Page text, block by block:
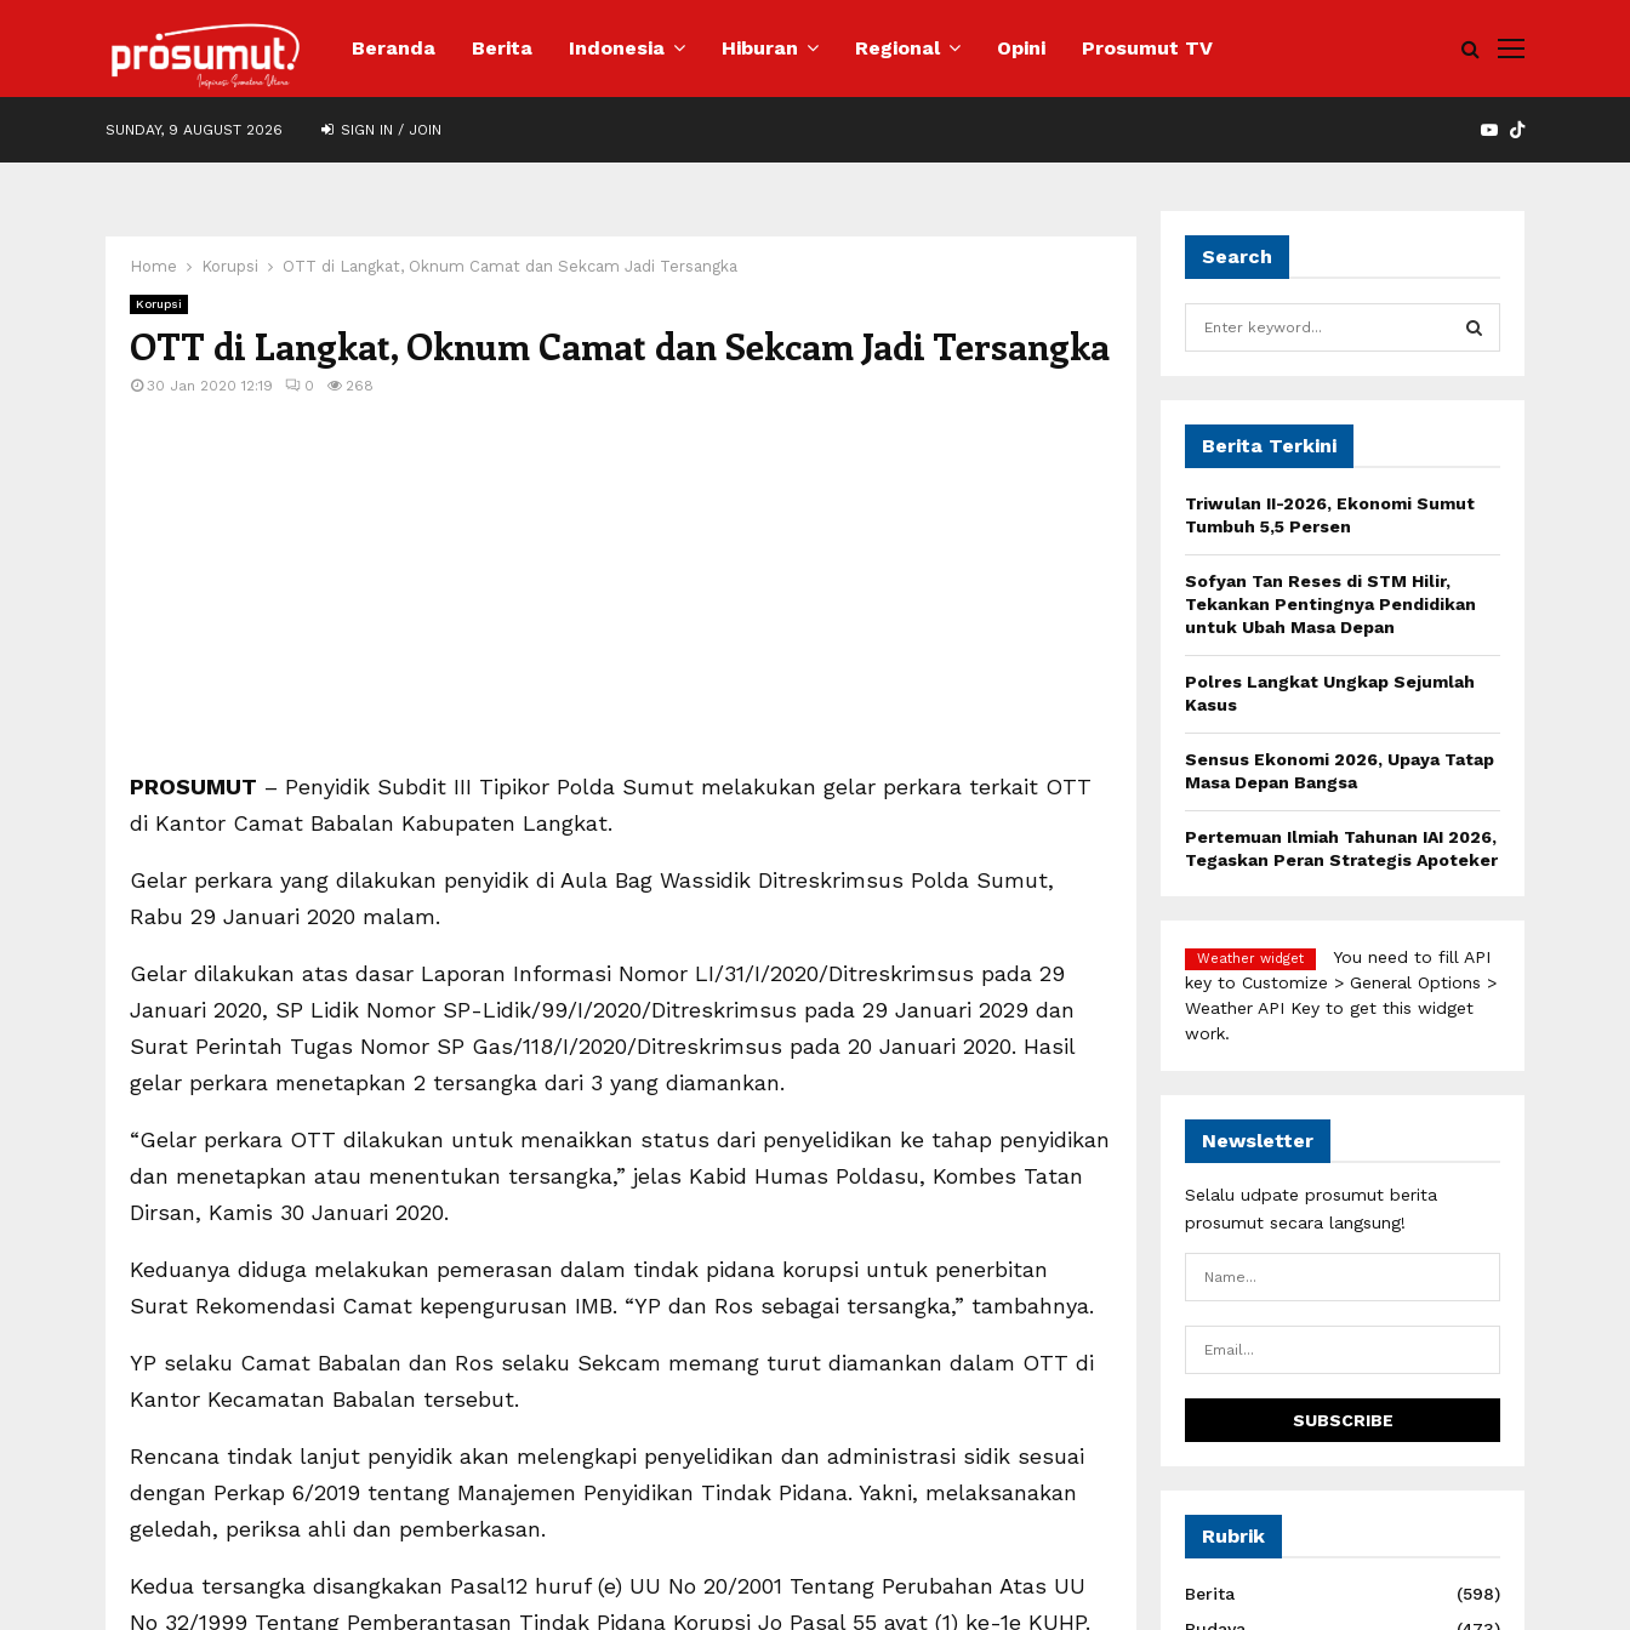
Beranda Berita Indonesia Hiburan Regional Opini Prosumut TV
SUNDAY, 9 AUGUST 2026 SIGN IN / JOIN YOUTUBE
Home Korupsi OTT di Langkat, Oknum Camat dan Sekcam Jadi Tersangka
Korupsi
OTT di Langkat, Oknum Camat dan Sekcam Jadi Tersangka
30 Jan 2020 12:19 0 268
PROSUMUT – Penyidik Subdit III Tipikor Polda Sumut melakukan gelar perkara terkait OTT
di Kantor Camat Babalan Kabupaten Langkat.
Gelar perkara yang dilakukan penyidik di Aula Bag Wassidik Ditreskrimsus Polda Sumut,
Rabu 29 Januari 2020 malam.
Gelar dilakukan atas dasar Laporan Informasi Nomor LI/31/I/2020/Ditreskrimsus pada 29
Januari 2020, SP Lidik Nomor SP-Lidik/99/I/2020/Ditreskrimsus pada 29 Januari 2029 dan
Surat Perintah Tugas Nomor SP Gas/118/I/2020/Ditreskrimsus pada 20 Januari 2020. Hasil
gelar perkara menetapkan 2 tersangka dari 3 yang diamankan.
“Gelar perkara OTT dilakukan untuk menaikkan status dari penyelidikan ke tahap penyidikan
dan menetapkan atau menentukan tersangka,” jelas Kabid Humas Poldasu, Kombes Tatan
Dirsan, Kamis 30 Januari 2020.
Keduanya diduga melakukan pemerasan dalam tindak pidana korupsi untuk penerbitan
Surat Rekomendasi Camat kepengurusan IMB. “YP dan Ros sebagai tersangka,” tambahnya.
YP selaku Camat Babalan dan Ros selaku Sekcam memang turut diamankan dalam OTT di
Kantor Kecamatan Babalan tersebut.
Rencana tindak lanjut penyidik akan melengkapi penyelidikan dan administrasi sidik sesuai
dengan Perkap 6/2019 tentang Manajemen Penyidikan Tindak Pidana. Yakni, melaksanakan
geledah, periksa ahli dan pemberkasan.
Kedua tersangka disangkakan Pasal12 huruf (e) UU No 20/2001 Tentang Perubahan Atas UU
No 32/1999 Tentang Pemberantasan Tindak Pidana Korupsi Jo Pasal 55 ayat (1) ke-1e KUHP.
Search
f
r
Berita Terkini
Triwulan II-2026, Ekonomi Sumut
Tumbuh 5,5 Persen
Sofyan Tan Reses di STM Hilir,
Tekankan Pentingnya Pendidikan
untuk Ubah Masa Depan
Polres Langkat Ungkap Sejumlah
Kasus
Sensus Ekonomi 2026, Upaya Tatap
Masa Depan Bangsa
Pertemuan Ilmiah Tahunan IAI 2026,
Tegaskan Peran Strategis Apoteker
Weather widget
You need to fill API
key to Customize > General Options >
Weather API Key to get this widget
work.
Newsletter
Selalu udpate prosumut berita
prosumut secara langsung!
Rubrik
Berita
(598)